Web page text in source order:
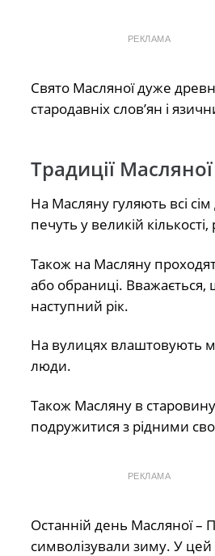
РЕКЛАМА
Свято Масляної дуже
стародавніх слов’ян і
Традиції Масляної
На Масляну гуляють всі
печуть у великій
Також на Масляну
або обраниці.
наступний рік.
На вулицях влаштовують
люди.
Також Масляну в
подружитися з рідними
РЕКЛАМА
Останній день Масляної –
символізували зиму. У